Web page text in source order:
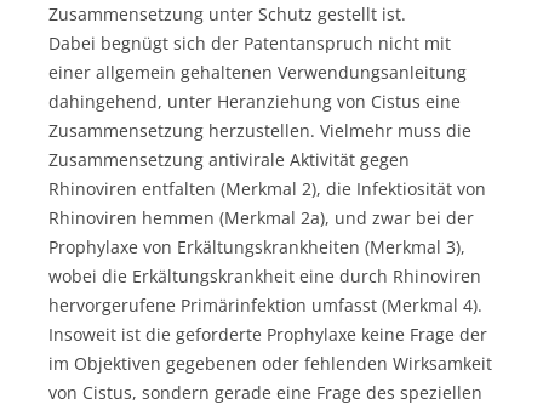
Zusammensetzung unter Schutz gestellt ist.
Dabei begnügt sich der Patentanspruch nicht mit
einer allgemein gehaltenen Verwendungsanleitung
dahingehend, unter Heranziehung von Cistus eine
Zusammensetzung herzustellen. Vielmehr muss die
Zusammensetzung antivirale Aktivität gegen
Rhinoviren entfalten (Merkmal 2), die Infektiosität von
Rhinoviren hemmen (Merkmal 2a), und zwar bei der
Prophylaxe von Erkältungskrankheiten (Merkmal 3),
wobei die Erkältungskrankheit eine durch Rhinoviren
hervorgerufene Primärinfektion umfasst (Merkmal 4).
Insoweit ist die geforderte Prophylaxe keine Frage der
im Objektiven gegebenen oder fehlenden Wirksamkeit
von Cistus, sondern gerade eine Frage des speziellen